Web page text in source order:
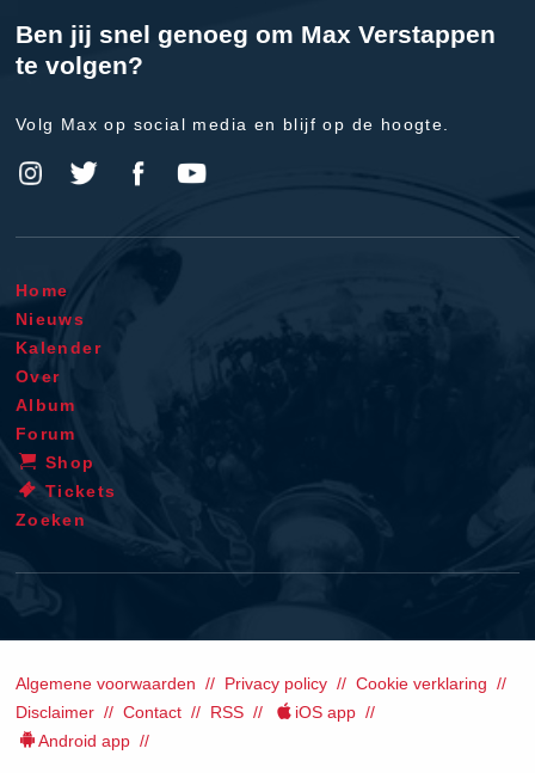
Ben jij snel genoeg om Max Verstappen
te volgen?
Volg Max op social media en blijf op de hoogte.
Home
Nieuws
Kalender
Over
Album
Forum
Shop
Tickets
Zoeken
Algemene voorwaarden Privacy policy
Cookie verklaring
Disclaimer
Contact RSS
iOS app
Android app